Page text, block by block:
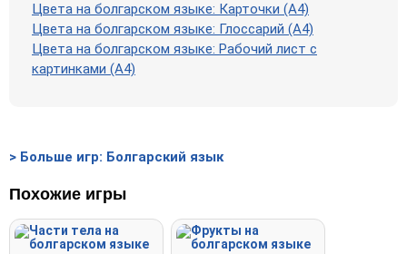
Цвета на болгарском языке: Карточки (A4)
Цвета на болгарском языке: Глоссарий (A4)
Цвета на болгарском языке: Рабочий лист с
картинками (А4)
> Больше игр: Болгарский язык
Похожие игры